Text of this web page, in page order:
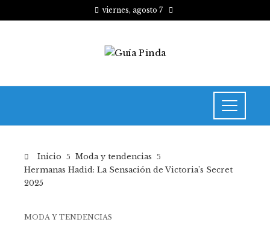
viernes, agosto 7
Inicio
Moda y tendencias
Hermanas Hadid: La Sensación de Victoria’s Secret
2025
MODA Y TENDENCIAS